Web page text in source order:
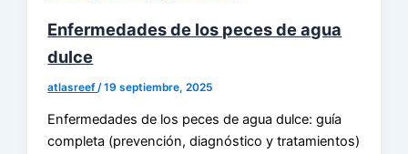
Enfermedades de los peces de agua
dulce
atlasreef/19 septiembre, 2025
Enfermedades de los peces de agua dulce: guía
completa (prevención, diagnóstico y tratamientos)